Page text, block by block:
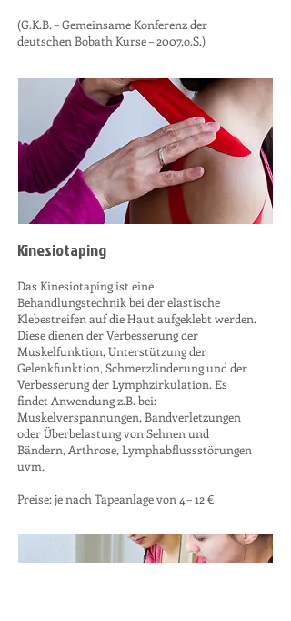
(G.K.B. – Gemeinsame Konferenz der
deutschen Bobath Kurse – 2007,o.S.)
Kinesiotaping
Das Kinesiotaping ist eine
Behandlungstechnik bei der elastische
Klebestreifen auf die Haut aufgeklebt werden.
Diese dienen der Verbesserung der
Muskelfunktion, Unterstützung der
Gelenkfunktion, Schmerzlinderung und der
Verbesserung der Lymphzirkulation. Es
findet Anwendung z.B. bei:
Muskelverspannungen, Bandverletzungen
oder Überbelastung von Sehnen und
Bändern, Arthrose, Lymphabflussstörungen
uvm.
Preise: je nach Tapeanlage von 4 – 12 €